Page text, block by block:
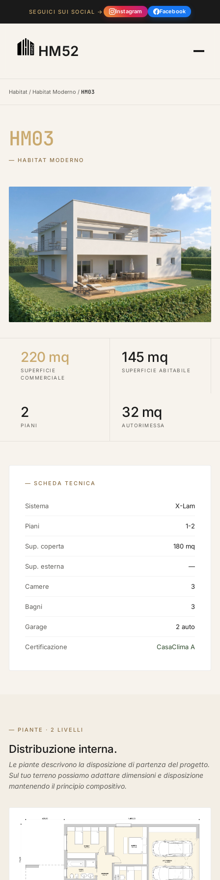
SEGUICI SUI SOCIAL → Instagram Facebook
HM52
Habitat / Habitat Moderno / HM03
HM03
— HABITAT MODERNO
220 mq
SUPERFICIE
COMMERCIALE
145 mq
SUPERFICIE ABITABILE
2
PIANI
32 mq
AUTORIMESSA
— SCHEDA TECNICA
Sistema X-Lam
Piani 1-2
Sup. coperta 180 mq
Sup. esterna —
Camere 3
Bagni 3
Garage 2 auto
Certificazione CasaClima A
— PIANTE · 2 LIVELLI
Distribuzione interna.
Le piante descrivono la disposizione di partenza del progetto.
Sul tuo terreno possiamo adattare dimensioni e disposizione
mantenendo il principio compositivo.